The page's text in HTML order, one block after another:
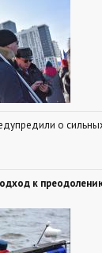
о
к